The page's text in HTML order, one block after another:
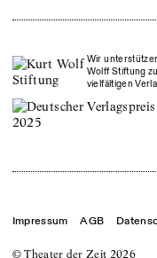
Wir
Wolff Stiftung
vielfältigen
© Theater der Zeit 2026
Impressum AGB